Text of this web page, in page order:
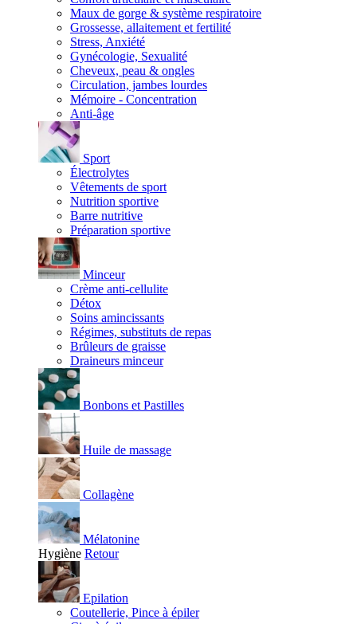
Maux de gorge & système respiratoire
Grossesse, allaitement et fertilité
Stress, Anxiété
Gynécologie, Sexualité
Cheveux, peau & ongles
Circulation, jambes lourdes
Mémoire - Concentration
Anti-âge
Sport
Électrolytes
Vêtements de sport
Nutrition sportive
Barre nutritive
Préparation sportive
Minceur
Crème anti-cellulite
Détox
Soins amincissants
Régimes, substituts de repas
Brûleurs de graisse
Draineurs minceur
Bonbons et Pastilles
Huile de massage
Collagène
Mélatonine
Hygiène Retour
Epilation
Coutellerie, Pince à épiler